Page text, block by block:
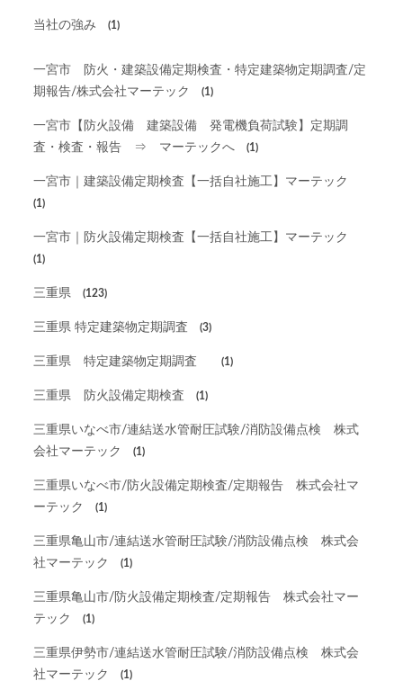
当社の強み (1)
一宮市 防火・建築設備定期検査・特定建築物定期調査/定
期報告/株式会社マーテック
(1)
一宮市【防火設備 建築設備 発電機負荷試験】定期調
査・検査・報告 ⇒ マーテックへ
(1)
一宮市｜建築設備定期検査【一括自社施工】マーテック
(1)
一宮市｜防火設備定期検査【一括自社施工】マーテック
(1)
三重県 (123)
三重県 特定建築物定期調査 (3)
三重県 特定建築物定期調査 (1)
三重県 防火設備定期検査 (1)
三重県いなべ市/連結送水管耐圧試験/消防設備点検 株式
会社マーテック
(1)
三重県いなべ市/防火設備定期検査/定期報告 株式会社マ
ーテック
(1)
三重県亀山市/連結送水管耐圧試験/消防設備点検 株式会
社マーテック
(1)
三重県亀山市/防火設備定期検査/定期報告 株式会社マー
テック
(1)
三重県伊勢市/連結送水管耐圧試験/消防設備点検 株式会
社マーテック
(1)